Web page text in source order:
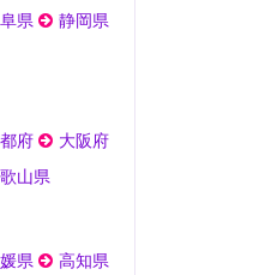
県
静岡県
府
大阪府
山県
県 高知県